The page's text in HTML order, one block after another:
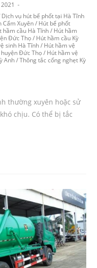
Dịch vụ hút bể phốt tại Hà Tĩnh
Cẩm Xuyên / Hút bể phốt
hầm cầu Hà Tĩnh / Hút hầm
Đức Thọ / Hút hầm cầu Kỳ
sinh Hà Tĩnh / Hút hầm vệ
Đức Thọ / Hút hầm vệ
Anh / Thông tắc cống nghẹt Kỳ
thường xuyên hoặc sử
chịu. Có thể bị tắc